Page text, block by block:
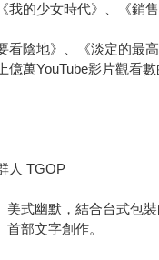
我的少女時代》、《銷
看陰地》、《淡定的最
億萬YouTube影片觀看
人 TGOP
式幽默，結合台式包
首部文字創作。